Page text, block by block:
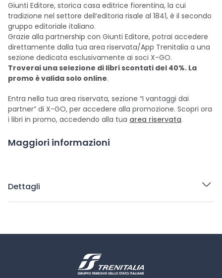
Giunti Editore, storica casa editrice fiorentina, la cui
tradizione nel settore dell’editoria risale al 1841, è il secondo
gruppo editoriale italiano.
Grazie alla partnership con Giunti Editore, potrai accedere
direttamente dalla tua area riservata/App Trenitalia a una
sezione dedicata esclusivamente ai soci X-GO.
Troverai una selezione di libri scontati del 40%. La
promo è valida solo online.
Entra nella tua area riservata, sezione “I vantaggi dai
partner” di X-GO, per accedere alla promozione. Scopri ora
i libri in promo, accedendo alla tua area riservata.
Maggiori informazioni
Dettagli